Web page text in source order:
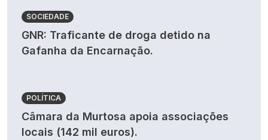
SOCIEDADE
GNR: Traficante de droga detido na
Gafanha da Encarnação.
POLÍTICA
Câmara da Murtosa apoia associações
locais (142 mil euros).